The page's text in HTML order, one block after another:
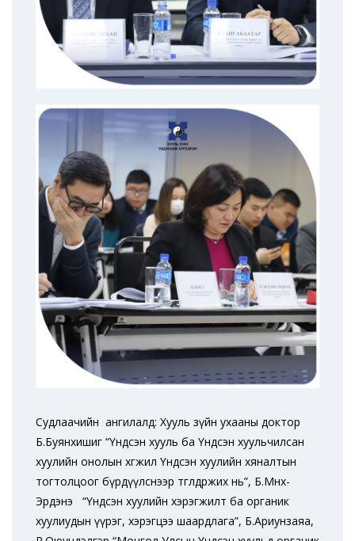
Судлаачийн ангилалд: Хууль зүйн ухааны доктор
Б.Буянхишиг “Үндсэн хууль ба Үндсэн хуульчилсан
хуулийн онолын хөгжил Үндсэн хуулийн хяналтын
тогтолцоог бүрдүүлснээр төгөлдөржих нь”, Б.Мөнх-
Эрдэнэ “Үндсэн хуулийн хэрэгжилт ба органик
хуулиудын үүрэг, хэрэгцээ шаардлага”, Б.Ариунзаяа,